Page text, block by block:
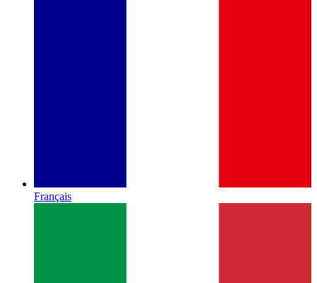
Français